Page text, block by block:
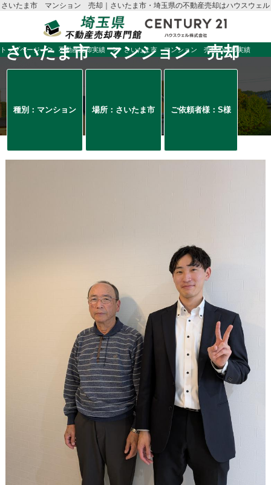
さいたま市 マンション 売却｜さいたま市・埼玉県の不動産売却はハウスウェル
トップページ 不動産売却実績 さいたま市 マンション 売却の売却実績
さいたま市 マンション 売却
種別：マンション 場所：さいたま市 ご依頼者様：S様